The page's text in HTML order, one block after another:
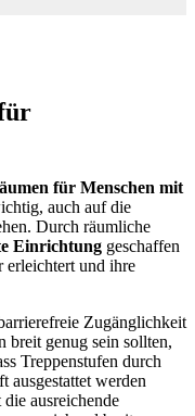
für Menschen mit
auch auf die
Durch räumliche
Einrichtung geschaffen
und ihre
Zugänglichkeit
breit genug sein sollten,
Treppenstufen durch
ausgestattet werden
ausreichende